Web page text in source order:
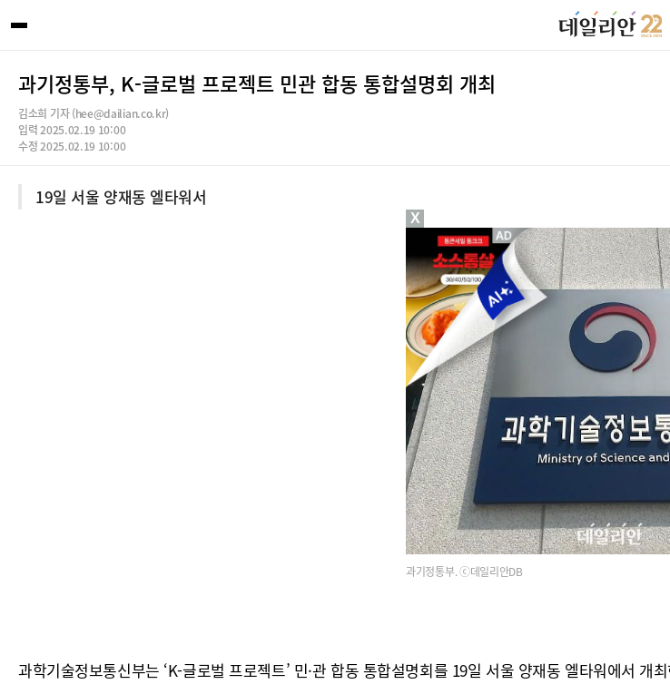
과기정통부, K-글로벌 프로젝트 민관 합동 통합설명회 개최
김소희 기자 (hee@dailian.co.kr)
입력 2025.02.19 10:00
수정 2025.02.19 10:00
19일 서울 양재동 엘타워서
과기정통부. ⓒ데일리안DB
과학기술정보통신부는 ‘K-글로벌 프로젝트’ 민·관 합동 통합설명회를 19일 서울 양재동 엘타워에서 개
X